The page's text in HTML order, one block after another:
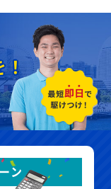
！
ン